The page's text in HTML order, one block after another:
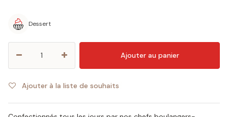
Dessert
Ajouter au panier
Ajouter à la liste de souhaits